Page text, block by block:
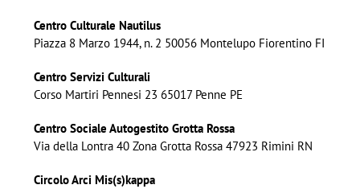
Centro Culturale Nautilus
Piazza 8 Marzo 1944, n. 2 50056 Montelupo Fiorentino FI
Centro Servizi Culturali
Corso Martiri Pennesi 23 65017 Penne PE
Centro Sociale Autogestito Grotta Rossa
Via della Lontra 40 Zona Grotta Rossa 47923 Rimini RN
Circolo Arci Mis(s)kappa